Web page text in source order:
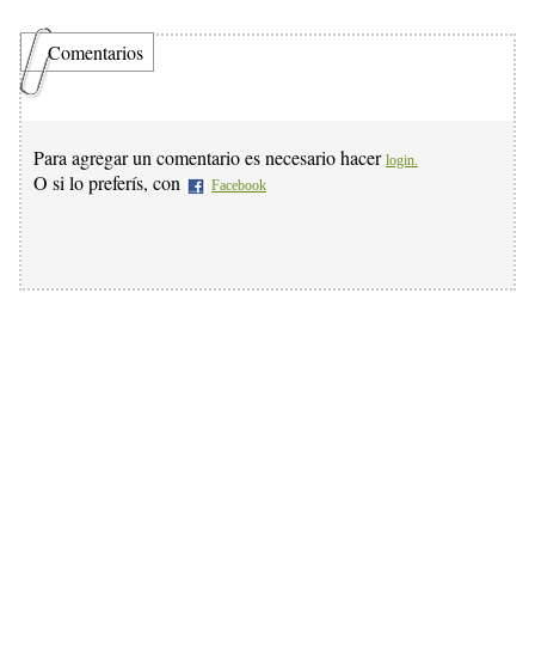
Comentarios
Para agregar un comentario es necesario hacer login.
O si lo preferís, con Facebook